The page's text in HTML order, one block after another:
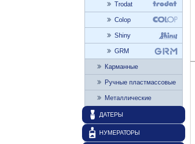
Trodat
Colop
Shiny
GRM
Карманные
Ручные пластмассовые
Металлические
ДАТЕРЫ
НУМЕРАТОРЫ